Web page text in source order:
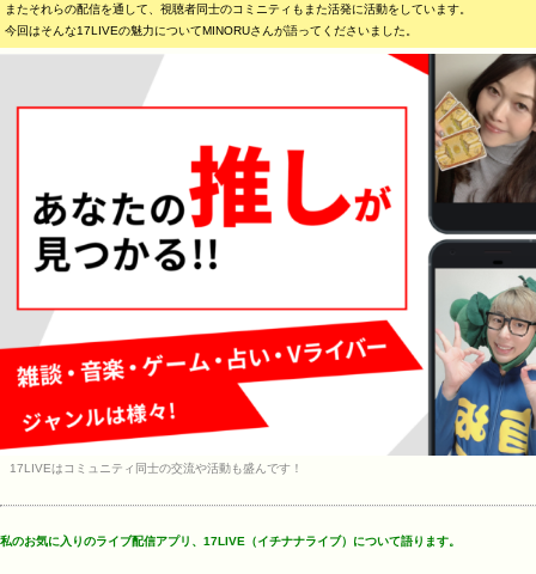
またそれらの配信を通して、視聴者同士のコミニティもまた活発に活動をしています。
今回はそんな17LIVEの魅力についてMINORUさんが語ってくださいました。
17LIVEはコミュニティ同士の交流や活動も盛んです！
私のお気に入りのライブ配信アプリ、17LIVE（イチナナライブ）について語ります。